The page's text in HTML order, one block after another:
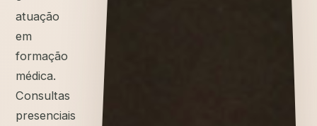
atuação
em
formação
médica.
Consultas
presenciais